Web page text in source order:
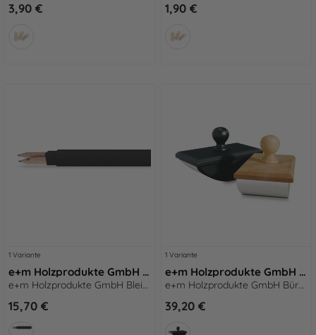
3,90 € 1,90 €
1 Variante
e+m Holzprodukte GmbH Bleistifte TRIPLE BOX natur
e+m Holzprodukte GmbH Bleistifte TRIPLE BOX natur
15,70 €
1 Variante
e+m Holzprodukte GmbH Büro-Accessoires QUENCH schwarz
e+m Holzprodukte GmbH Büro-Accessoires QUENCH schwarz
39,20 €